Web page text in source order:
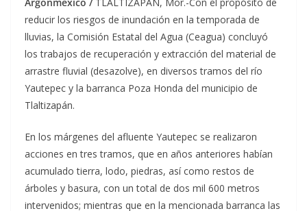
Argonmexico / TLALTIZAPÁN, Mor.-Con el propósito de
reducir los riesgos de inundación en la temporada de
lluvias, la Comisión Estatal del Agua (Ceagua) concluyó
los trabajos de recuperación y extracción del material de
arrastre fluvial (desazolve), en diversos tramos del río
Yautepec y la barranca Poza Honda del municipio de
Tlaltizapán.
En los márgenes del afluente Yautepec se realizaron
acciones en tres tramos, que en años anteriores habían
acumulado tierra, lodo, piedras, así como restos de
árboles y basura, con un total de dos mil 600 metros
intervenidos; mientras que en la mencionada barranca las